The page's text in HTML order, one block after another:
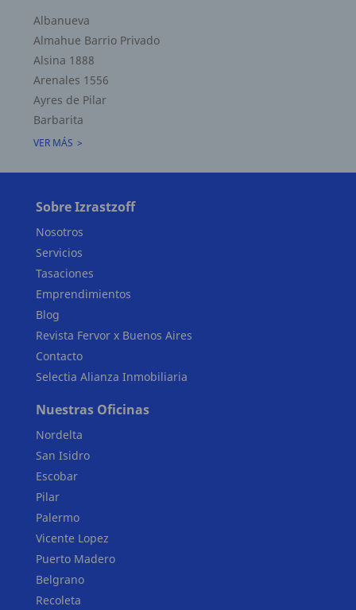
Albanueva
Almahue Barrio Privado
Alsina 1888
Arenales 1556
Ayres de Pilar
Barbarita
VER MÁS
Sobre Izrastzoff
Nosotros
Servicios
Tasaciones
Emprendimientos
Blog
Revista Fervor x Buenos Aires
Contacto
Selectia Alianza Inmobiliaria
Nuestras Oficinas
Nordelta
San Isidro
Escobar
Pilar
Palermo
Vicente Lopez
Puerto Madero
Belgrano
Recoleta